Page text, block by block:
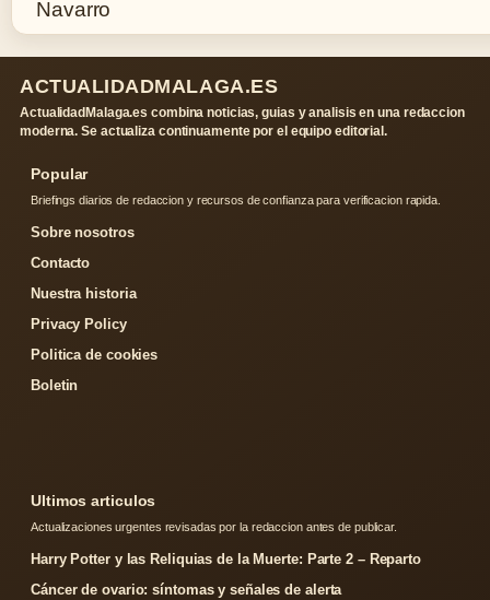
ACTUALIDADMALAGA.ES
ActualidadMalaga.es combina noticias, guias y analisis en una redaccion
moderna. Se actualiza continuamente por el equipo editorial.
Popular
Briefings diarios de redaccion y recursos de confianza para verificacion rapida.
Sobre nosotros
Contacto
Nuestra historia
Privacy Policy
Politica de cookies
Boletin
Ultimos articulos
Actualizaciones urgentes revisadas por la redaccion antes de publicar.
Harry Potter y las Reliquias de la Muerte: Parte 2 – Reparto
Cáncer de ovario: síntomas y señales de alerta